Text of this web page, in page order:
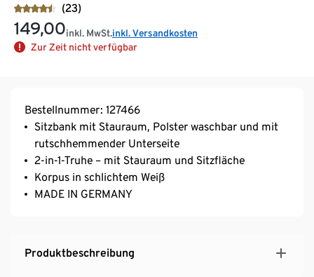
(23)
149,00inkl. MwSt.inkl. Versandkosten
Zur Zeit nicht verfügbar
Bestellnummer: 127466
Sitzbank mit Stauraum, Polster waschbar und mit
rutschhemmender Unterseite
2-in-1-Truhe – mit Stauraum und Sitzfläche
Korpus in schlichtem Weiß
MADE IN GERMANY
Produktbeschreibung